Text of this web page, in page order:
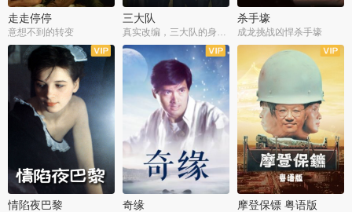
走走停停
意想不到的转变
三大队 杀手壕
成龙挑战凶悍杀手壕
情陷夜巴黎 奇缘 摩登保镖 粤语版